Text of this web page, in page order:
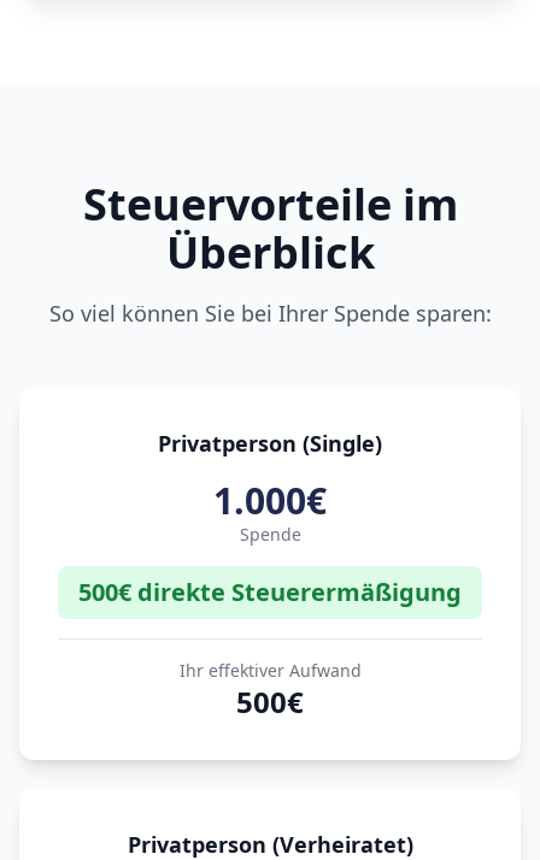
Steuervorteile im
Überblick
So viel können Sie bei Ihrer Spende sparen:
Privatperson (Single)
1.000€
Spende
500€ direkte Steuerermäßigung
Ihr effektiver Aufwand
500€
Privatperson (Verheiratet)